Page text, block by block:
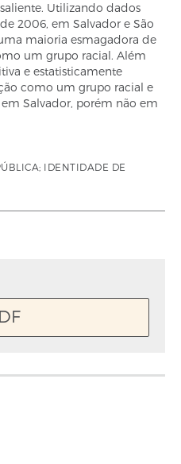
Utilizando dados
2006, em Salvador e São
maioria esmagadora de
um grupo racial. Além
e estatisticamente
como um grupo racial e
Salvador, porém não em
IDENTIDADE DE